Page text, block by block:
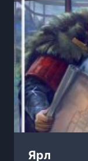
Ярл